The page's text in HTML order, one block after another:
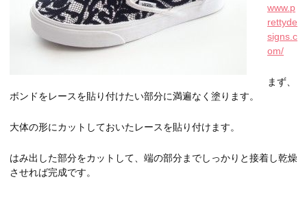
www.p
rettyde
signs.c
om/
まず、
ボンドをレースを貼り付けたい部分に満遍なく塗ります。
大体の形にカットしておいたレースを貼り付けます。
はみ出した部分をカットして、端の部分までしっかりと接着し乾燥
させれば完成です。